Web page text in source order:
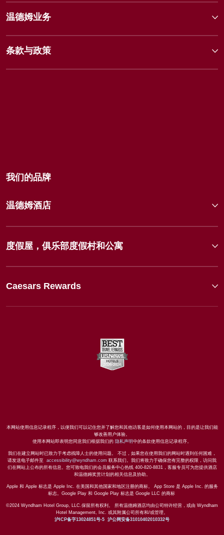
温德姆业务
条款与政策
我们的品牌
温德姆酒店
度假屋，俱乐部度假村和公寓
Caesars Rewards
本网站使用信息记录程序，以便我们可以记住您并了解您和其他访客是如何使用本网站的，目的是让我们能
够改善用户体验。
使用本网站即表明您同意我们根据我们的 隐私声明中的条款使用信息记录程序。
我们在建立网站时已致力于考虑残障人士的使用问题。 不过，如果您在使用我们的网站时遇到任何困难，
请发送电子邮件至 accessibility@wyndham.com 联系我们。我们将致力于确保您有完整的权限，访问我
们在网站上公布的所有信息。您可致电我们的会员服务中心热线 400-820-8831，客服专员可为您提供酒店
和温德姆奖赏计划的相关信息及协助。
Apple 和 Apple 标志是 Apple Inc. 在美国和其他国家和地区注册的商标。 App Store 是 Apple Inc. 的服务
标志。Google Play 和 Google Play 标志是 Google LLC 的商标
©2024 Wyndham Hotel Group, LLC.保留所有权利。 所有温德姆酒店均由公司特许经营，或由 Wyndham
Hotel Management, Inc. 或其附属公司所有和/或管理。
沪ICP备字13024851号-5 沪公网安备31010402010332号